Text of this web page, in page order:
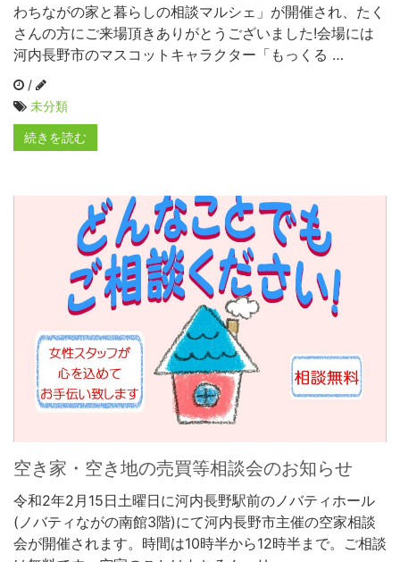
わちながの家と暮らしの相談マルシェ」が開催され、たく
さんの方にご来場頂きありがとうございました!会場には
河内長野市のマスコットキャラクター「もっくる …
/
未分類
続きを読む
空き家・空き地の売買等相談会のお知らせ
令和2年2月15日土曜日に河内長野駅前のノバティホール
(ノバティながの南館3階)にて河内長野市主催の空家相談
会が開催されます。時間は10時半から12時半まで。ご相談